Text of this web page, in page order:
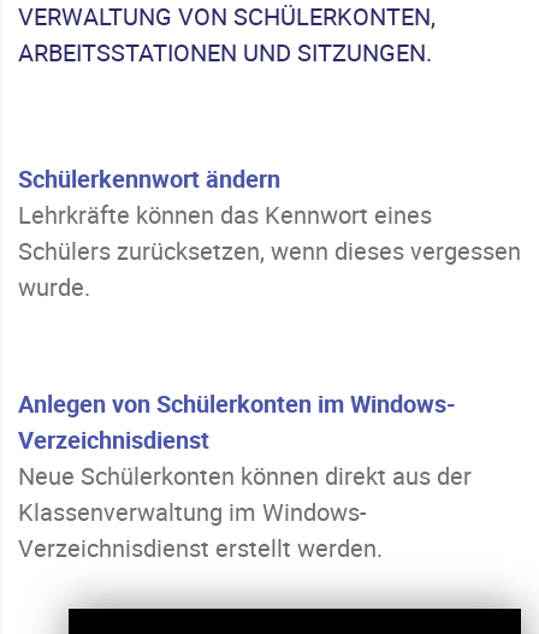
VERWALTUNG VON SCHÜLERKONTEN,
ARBEITSSTATIONEN UND SITZUNGEN.
Schülerkennwort ändern
Lehrkräfte können das Kennwort eines
Schülers zurücksetzen, wenn dieses vergessen
wurde.
Anlegen von Schülerkonten im Windows-
Verzeichnisdienst
Neue Schülerkonten können direkt aus der
Klassenverwaltung im Windows-
Verzeichnisdienst erstellt werden.